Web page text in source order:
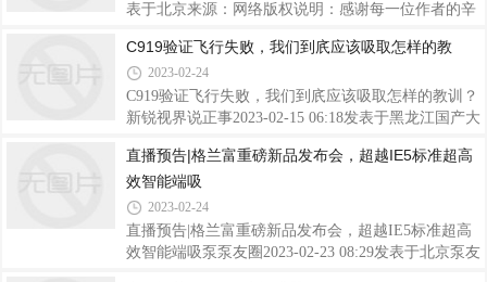
自2015年9月，联合国193个国家通过了《变革我们的
步走入人们的视野。过去的几年中，不仅仅各个协
会、环境保护组织，亦或是企业，都在为此而努力。
如何持续、稳定、健康的进行企业生产和发展，且与
自
表于北京来源：网络版权说明：感谢每一位作者的辛
源。如转载涉及版权等问题，请发送消息至公号后台
与我们联系，我们将在第一时间处理，非常感谢！邮
箱：bengyouquan@126.com微信：stephen528（验证消
息：泵友圈）阅读2910分享收藏104写下你的留言
C919验证飞行失败，我们到㡳应该吸取怎样的教
2023-02-24
C919验证飞行失败，我们到㡳应该吸取怎样的教训？
新锐视界说正事2023-02-15 06:18发表于黑龙江国产大
么心态？近日看到新闻，由于左发反推故障，国产大
飞机C919全球首架验证飞行失败，原本应该飞抵合肥
的飞机被迫降落在虹桥机场。这对每一个关心国产大
飞机的人来说，都是一个意外的打击。东航之前曾经
发布消息要在春季开启商业运行，时间是2月底3月
直播预告|格兰富重磅新品发布会，超越IE5标准超高
效智能端吸
2023-02-24
直播预告|格兰富重磅新品发布会，超越IE5标准超高
效智能端吸泵泵友圈2023-02-23 08:29发表于北京泵友